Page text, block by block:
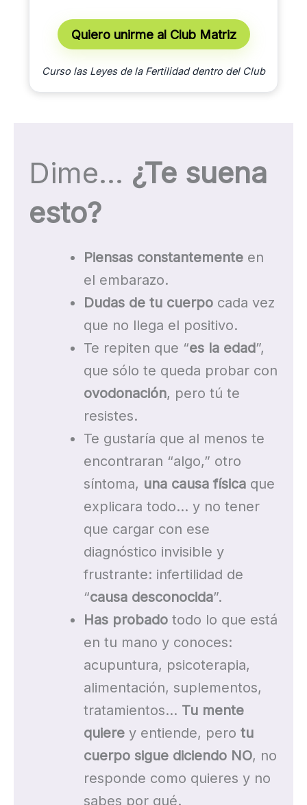
Quiero unirme al Club Matriz
Curso las Leyes de la Fertilidad dentro del Club
Dime… ¿Te suena
esto?
Piensas constantementeen
el embarazo.
Dudas de tu cuerpocada vez
que no llega el positivo.
Te repiten que “es la edad”,
que sólo te queda probar con
ovodonación, pero tú te
resistes.
Te gustaría que al menos te
encontraran “algo,” otro
síntoma, una causa físicaque
explicara todo… y no tener
que cargar con ese
diagnóstico invisible y
frustrante: infertilidad de
“causa desconocida”.
Has probadotodo lo que está
en tu mano y conoces:
acupuntura, psicoterapia,
alimentación, suplementos,
tratamientos… Tu mente
quierey entiende, pero tu
cuerpo sigue diciendo NO, no
responde como quieres y no
sabes por qué.